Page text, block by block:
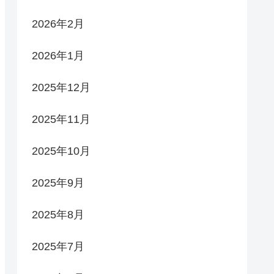
2026年2月
2026年1月
2025年12月
2025年11月
2025年10月
2025年9月
2025年8月
2025年7月